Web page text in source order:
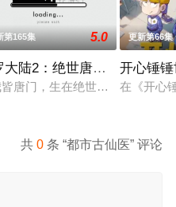
心打造的数字世界时，他原
第165集 5.0
大陆2：绝世唐门2023
唐门，生在绝世中——腾讯视
更新第66集
开心锤
在《开心
共0 条 “都市古仙医” 评论